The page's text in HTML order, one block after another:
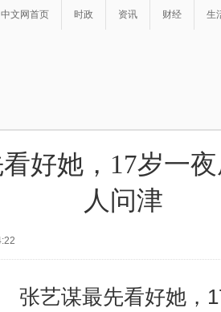
中文网首页 时政 资讯 财经 生
好她，17岁一
人问津